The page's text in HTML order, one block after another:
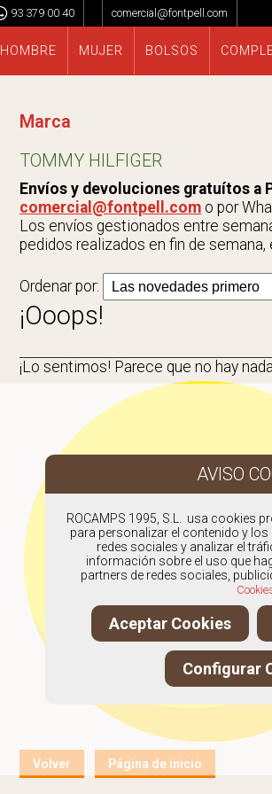
93 379 00 40 comercial@fontpell.com
HOMBRE MUJER BOLSOS
Marca
TOMMY HILFIGER
Envíos y devoluciones gratuítos a
comercial@fontpell.com o por
Los envíos gestionados entre
pedidos realizados en fin de
Ordenar por:
¡Ooops!
¡Lo sentimos! Parece que no hay
Volver Página de inicio
ROCAMPS 1995, S.L. usa cookies
para personalizar el contenido y
redes sociales y analizar el
información sobre el uso que
partners de redes sociales,
Aceptar Cookies
Configurar